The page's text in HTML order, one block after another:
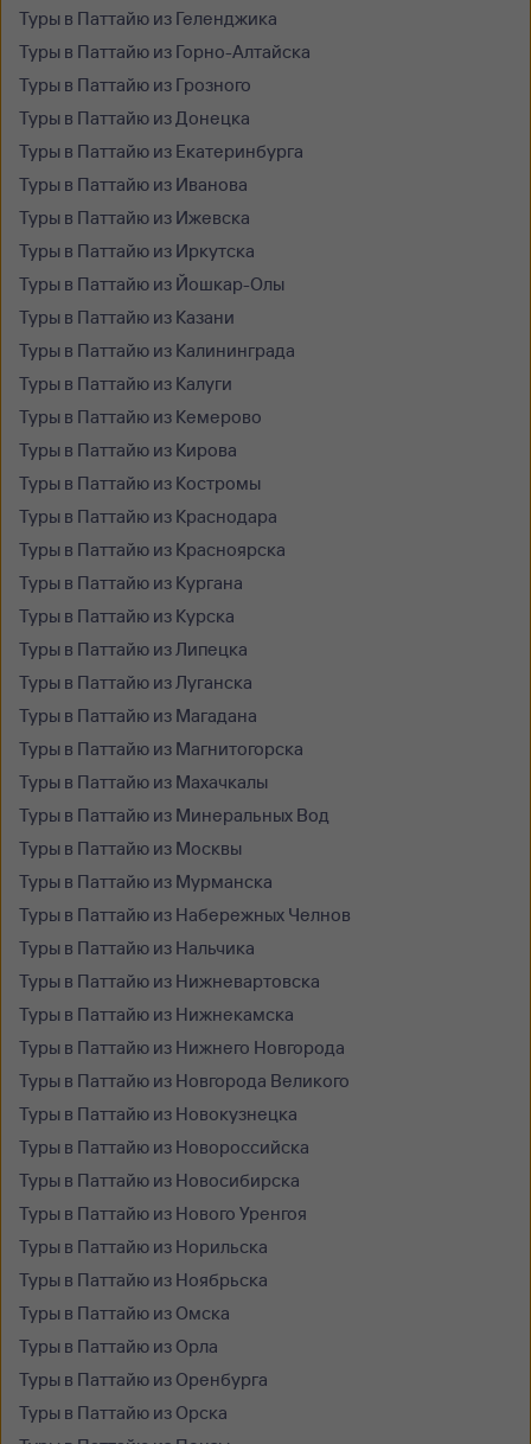
Туры в Паттайю из Геленджика
Туры в Паттайю из Горно-Алтайска
Туры в Паттайю из Грозного
Туры в Паттайю из Донецка
Туры в Паттайю из Екатеринбурга
Туры в Паттайю из Иванова
Туры в Паттайю из Ижевска
Туры в Паттайю из Иркутска
Туры в Паттайю из Йошкар-Олы
Туры в Паттайю из Казани
Туры в Паттайю из Калининграда
Туры в Паттайю из Калуги
Туры в Паттайю из Кемерово
Туры в Паттайю из Кирова
Туры в Паттайю из Костромы
Туры в Паттайю из Краснодара
Туры в Паттайю из Красноярска
Туры в Паттайю из Кургана
Туры в Паттайю из Курска
Туры в Паттайю из Липецка
Туры в Паттайю из Луганска
Туры в Паттайю из Магадана
Туры в Паттайю из Магнитогорска
Туры в Паттайю из Махачкалы
Туры в Паттайю из Минеральных Вод
Туры в Паттайю из Москвы
Туры в Паттайю из Мурманска
Туры в Паттайю из Набережных Челнов
Туры в Паттайю из Нальчика
Туры в Паттайю из Нижневартовска
Туры в Паттайю из Нижнекамска
Туры в Паттайю из Нижнего Новгорода
Туры в Паттайю из Новгорода Великого
Туры в Паттайю из Новокузнецка
Туры в Паттайю из Новороссийска
Туры в Паттайю из Новосибирска
Туры в Паттайю из Нового Уренгоя
Туры в Паттайю из Норильска
Туры в Паттайю из Ноябрьска
Туры в Паттайю из Омска
Туры в Паттайю из Орла
Туры в Паттайю из Оренбурга
Туры в Паттайю из Орска